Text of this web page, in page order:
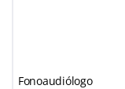
Fonoaudiólogo